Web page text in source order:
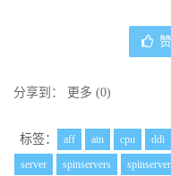
分享到： 更多 (0)
标签： aff ain cpu ddi
server
spinservers